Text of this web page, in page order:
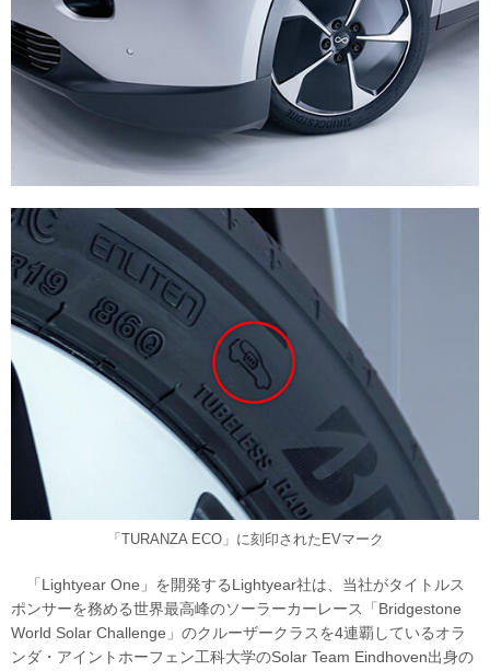
「TURANZA ECO」に刻印されたEVマーク
「Lightyear One」を開発するLightyear社は、当社がタイトルス
ポンサーを務める世界最高峰のソーラーカーレース「Bridgestone
World Solar Challenge」のクルーザークラスを4連覇しているオラ
ンダ・アイントホーフェン工科大学のSolar Team Eindhoven出身の